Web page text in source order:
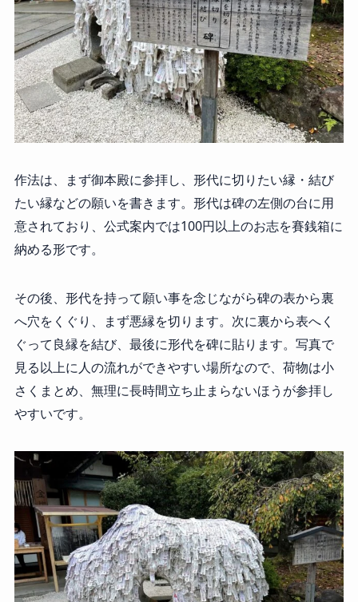
作法は、まず御本殿に参拝し、形代に切りたい縁・結び
たい縁などの願いを書きます。形代は碑の左側の台に用
意されており、公式案内では100円以上のお志を賽銭箱に
納める形です。
その後、形代を持って願い事を念じながら碑の表から裏
へ穴をくぐり、まず悪縁を切ります。次に裏から表へく
ぐって良縁を結び、最後に形代を碑に貼ります。写真で
見る以上に人の流れができやすい場所なので、荷物は小
さくまとめ、無理に長時間立ち止まらないほうが参拝し
やすいです。